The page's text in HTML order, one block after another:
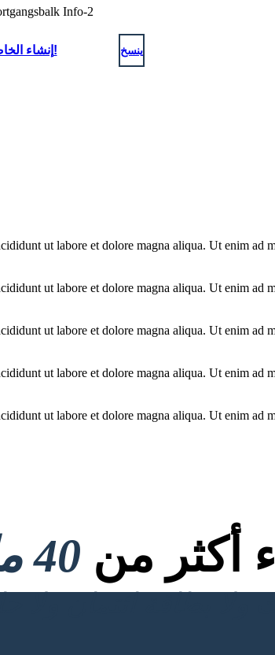
إنشاء الخاصة بك! ينسخ
ut labore et dolore magna aliqua. Ut enim ad
ut labore et dolore magna aliqua. Ut enim ad
ut labore et dolore magna aliqua. Ut enim ad
ut labore et dolore magna aliqua. Ut enim ad
ut labore et dolore magna aliqua. Ut enim ad
أكثر من 40 مليون